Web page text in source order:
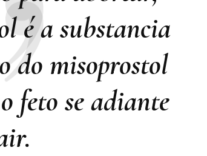
é a substancia
do misoprostol
feto se adiante